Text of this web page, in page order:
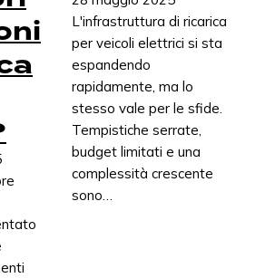
L'infrastruttura di ricarica
per veicoli elettrici si sta
espandendo
rapidamente, ma lo
stesso vale per le sfide.
Tempistiche serrate,
budget limitati e una
complessità crescente
sono…